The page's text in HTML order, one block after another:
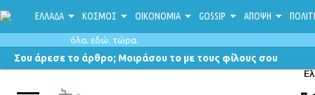
ΕΛΛΑΔΑ ΚΟΣΜΟΣ ΟΙΚΟΝΟΜΙΑ GOSSIP ΑΠΟΨΗ
όλα. εδώ. τώρα.
Σου άρεσε το άρθρο; Μοιράσου το με τους φίλους σου